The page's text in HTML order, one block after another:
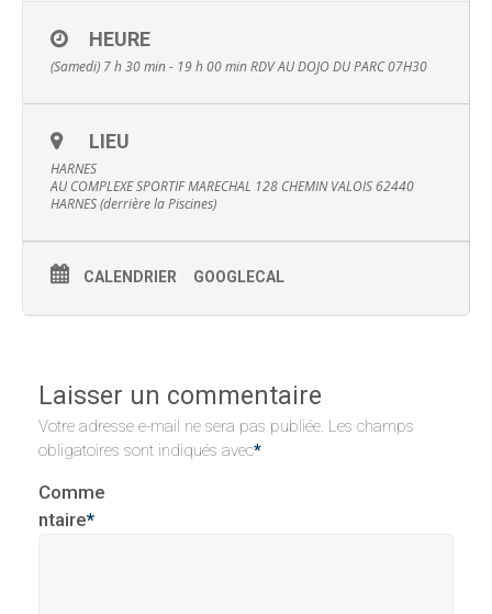
HEURE
(Samedi) 7 h 30 min - 19 h 00 minRDV AU DOJO DU PARC 07H30
LIEU
HARNES
AU COMPLEXE SPORTIF MARECHAL 128 CHEMIN VALOIS 62440
HARNES (derrière la Piscines)
CALENDRIER GOOGLECAL
Laisser un commentaire
Votre adresse e-mail ne sera pas publiée. Les champs
obligatoires sont indiqués avec*
Comme
ntaire*